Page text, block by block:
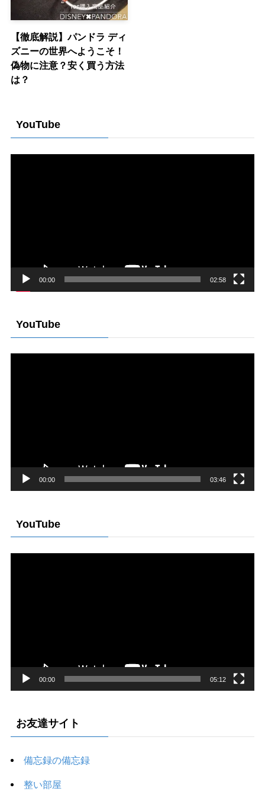
【徹底解説】パンドラ ディ
ズニーの世界へようこそ！
偽物に注意？安く買う方法
は？
YouTube
00:00 02:58
YouTube
00:00 03:46
YouTube
00:00 05:12
お友達サイト
備忘録の備忘録
整い部屋